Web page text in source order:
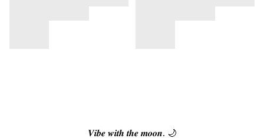
𝑽𝒊𝒃𝒆 𝒘𝒊𝒕𝒉 𝒕𝒉𝒆 𝒎𝒐𝒐𝒏. 🌙